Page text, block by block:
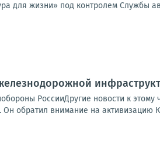
для жизни» под контролем Службы
РоссииДругие новости к
обратил внимание на активизацию